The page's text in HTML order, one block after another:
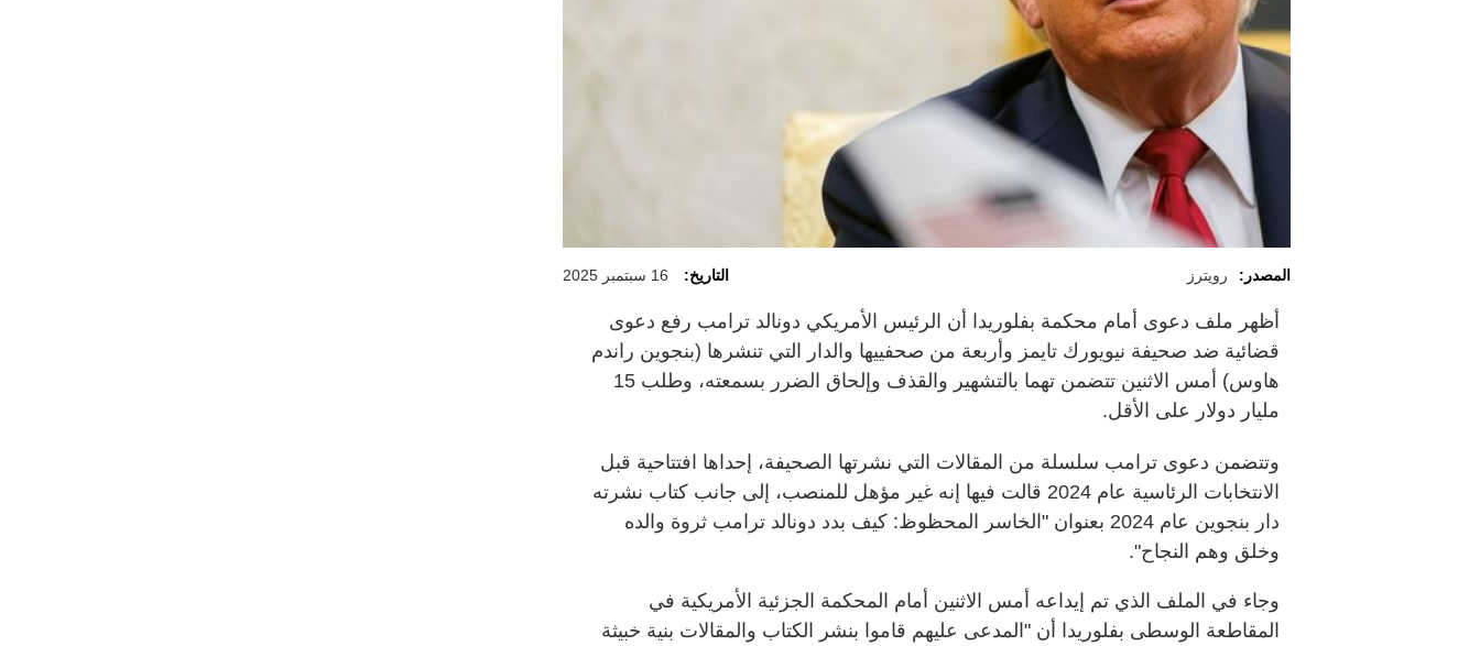
المصدر: رويترز التاريخ: 16 سبتمبر 2025
أظهر ملف دعوى أمام محكمة بفلوريدا أن الرئيس الأمريكي دونالد ترامب رفع دعوى
قضائية ضد صحيفة نيويورك تايمز وأربعة من صحفييها والدار التي تنشرها (بنجوين راندم
هاوس) أمس الاثنين تتضمن تهما بالتشهير والقذف وإلحاق الضرر بسمعته، وطلب 15
مليار دولار على الأقل.
وتتضمن دعوى ترامب سلسلة من المقالات التي نشرتها الصحيفة، إحداها افتتاحية قبل
الانتخابات الرئاسية عام 2024 قالت فيها إنه غير مؤهل للمنصب، إلى جانب كتاب نشرته
دار بنجوين عام 2024 بعنوان "الخاسر المحظوظ: كيف بدد دونالد ترامب ثروة والده
وخلق وهم النجاح".
وجاء في الملف الذي تم إيداعه أمس الاثنين أمام المحكمة الجزئية الأمريكية في
المقاطعة الوسطى بفلوريدا أن "المدعى عليهم قاموا بنشر الكتاب والمقالات بنية خبيثة